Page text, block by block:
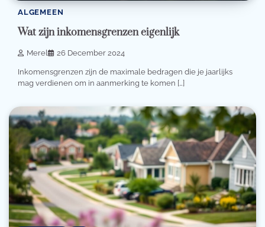
ALGEMEEN
Wat zijn inkomensgrenzen eigenlijk
Merel 26 December 2024
Inkomensgrenzen zijn de maximale bedragen die je jaarlijks
mag verdienen om in aanmerking te komen […]